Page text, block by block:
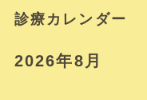
診療カレンダー
2026年8月